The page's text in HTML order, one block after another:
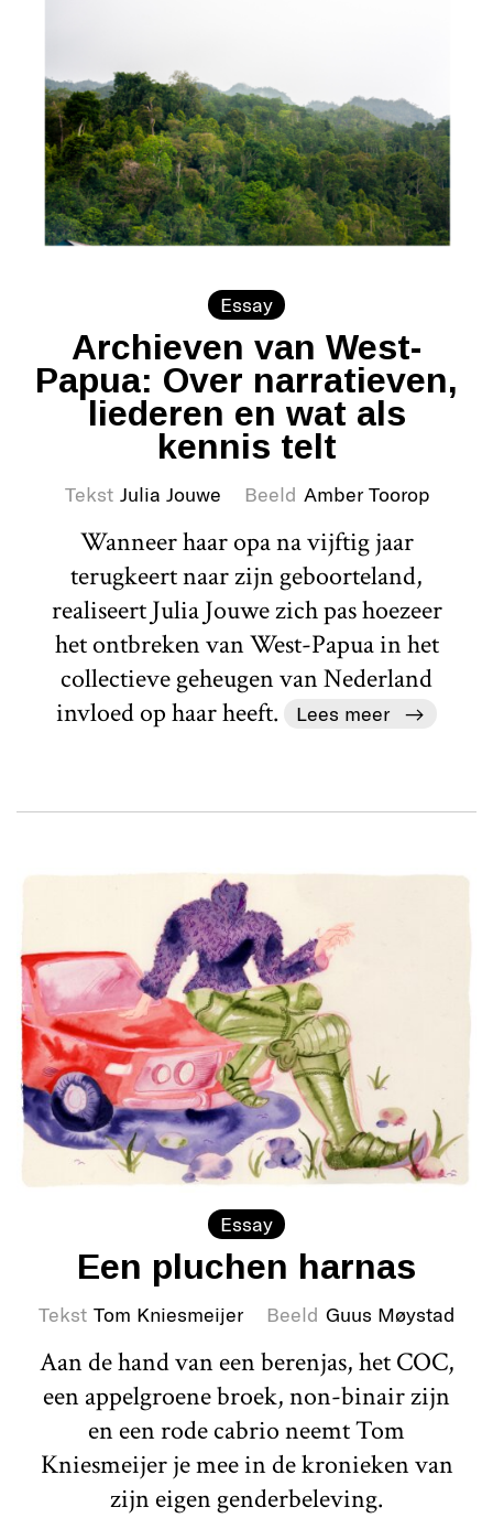
Essay
Archieven van West-
Papua: Over narratieven,
liederen en wat als
kennis telt
Tekst Julia Jouwe Beeld Amber Toorop
Wanneer haar opa na vijftig jaar
terugkeert naar zijn geboorteland,
realiseert Julia Jouwe zich pas hoezeer
het ontbreken van West-Papua in het
collectieve geheugen van Nederland
invloed op haar heeft.
Lees meer
Essay
Een pluchen harnas
Tekst Tom Kniesmeijer Beeld Guus Møystad
Aan de hand van een berenjas, het COC,
een appelgroene broek, non-binair zijn
en een rode cabrio neemt Tom
Kniesmeijer je mee in de kronieken van
zijn eigen genderbeleving.